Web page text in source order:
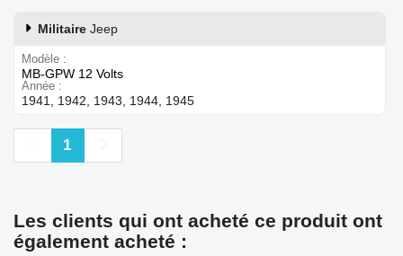
Militaire Jeep
Modèle
MB-GPW 12 Volts
Année
1941, 1942, 1943, 1944, 1945
Précédent
1
Les clients qui ont acheté ce produit ont
également acheté :